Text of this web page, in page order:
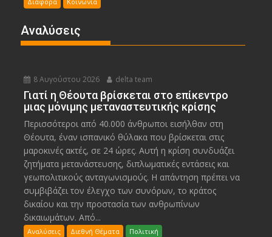
Αναλύσεις
8 Αυγούστου 2026 delta team
Γιατί η Θέουτα βρίσκεται στο επίκεντρο
μιας μόνιμης μεταναστευτικής κρίσης
Περισσότεροι από 40.000 άνθρωποι εισήλθαν στη
Θέουτα, έναν ισπανικό θύλακα που βρίσκεται στις
μαροκινές ακτές, σε 24 ώρες. Αυτή η κρίση συνδυάζει
ζητήματα μετανάστευσης, διπλωματικές εντάσεις και
γεωπολιτικούς ανταγωνισμούς. Η απάντηση πρέπει να
συμβιβάζει τον έλεγχο των συνόρων, το κράτος
δικαίου και την προστασία των ανθρωπίνων
δικαιωμάτων. Από...
Αναλύσεις Διεθνή Θέματα Πολιτική